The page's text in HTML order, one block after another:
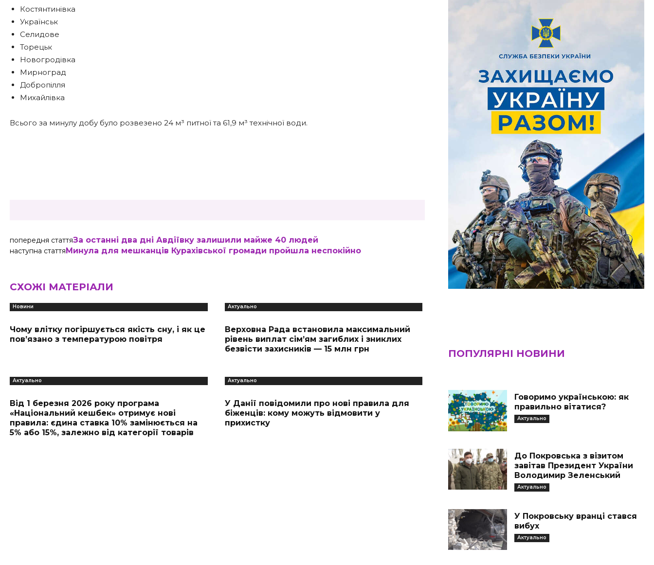
Костянтинівка
Українськ
Селидове
Торецьк
Новогродівка
Мирноград
Добропілля
Михайлівка
Всього за минулу добу було розвезено 24 м³ питної та 61,9 м³ технічної води.
попередня статтяЗа останні два дні Авдіївку залишили майже 40 людей
наступна статтяМинула для мешканців Курахівської громади пройшла неспокійно
СХОЖІ МАТЕРІАЛИ
Новини
Чому влітку погіршується якість сну, і як це
пов’язано з температурою повітря
Актуально
Верховна Рада встановила максимальний
рівень виплат сім’ям загиблих і зниклих
безвісти захисників — 15 млн грн
Актуально
Від 1 березня 2026 року програма
«Національний кешбек» отримує нові
правила: єдина ставка 10% замінюється на
5% або 15%, залежно від категорії товарів
Актуально
У Данії повідомили про нові правила для
біженців: кому можуть відмовити у
прихистку
ПОПУЛЯРНІ НОВИНИ
Говоримо українською: як
правильно вітатися?
Актуально
До Покровська з візитом
завітав Президент України
Володимир Зеленський
Актуально
У Покровську вранці стався
вибух
Актуально